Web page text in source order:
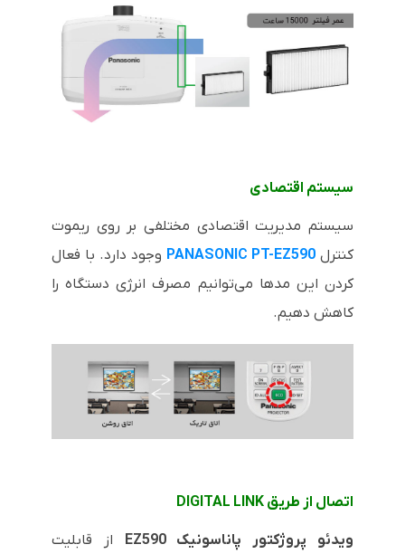
سیستم اقتصادی
سیستم مدیریت اقتصادی مختلفی بر روی ریموت
کنترل PANASONIC PT-EZ590 وجود دارد. با فعال
کردن این مدها می‌توانیم مصرف انرژی دستگاه را
کاهش دهیم.
اتصال از طریق DIGITAL LINK
ویدئو پروژکتور پاناسونیکEZ590 از قابلیت